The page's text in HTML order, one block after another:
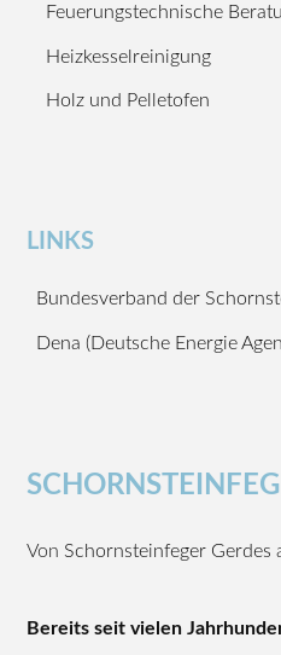
Feuerungstechnische
Heizkesselreinigung
Holz und Pelletofen
LINKS
Bundesverband der
Dena (Deutsche Energie
Von Schornsteinfeger Gerdes
Bereits seit vielen